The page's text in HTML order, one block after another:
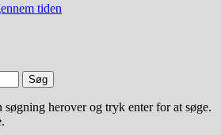
tiden
søgning herover og tryk enter for at søge.